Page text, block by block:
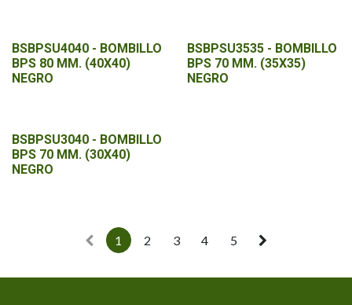
BSBPSU4040 - BOMBILLO
BPS 80 MM. (40X40)
NEGRO
BSBPSU3535 - BOMBILLO
BPS 70 MM. (35X35)
NEGRO
BSBPSU3040 - BOMBILLO
BPS 70 MM. (30X40)
NEGRO
1 2 3 4 5